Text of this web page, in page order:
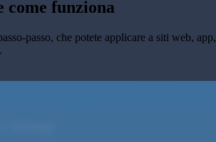
come funziona
passo, che potete applicare a siti web, app,